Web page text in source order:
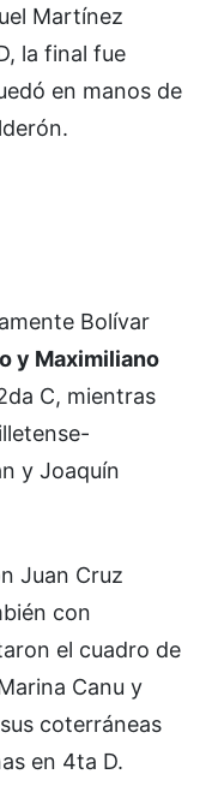
Martínez
la final fue
en manos de
Bolívar
y Maximiliano
C, mientras
y Joaquín
Juan Cruz
con
el cuadro de
Canu y
coterráneas
en 4ta D.